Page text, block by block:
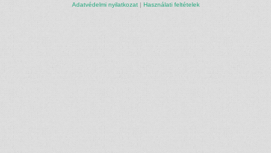
Adatvédelmi nyilatkozat| Használati feltételek